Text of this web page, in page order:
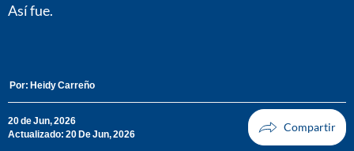
Así fue.
Por: Heidy Carreño
20 de Jun, 2026
Actualizado: 20 De Jun, 2026